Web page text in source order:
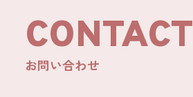
CONTACT
お問い合わせ